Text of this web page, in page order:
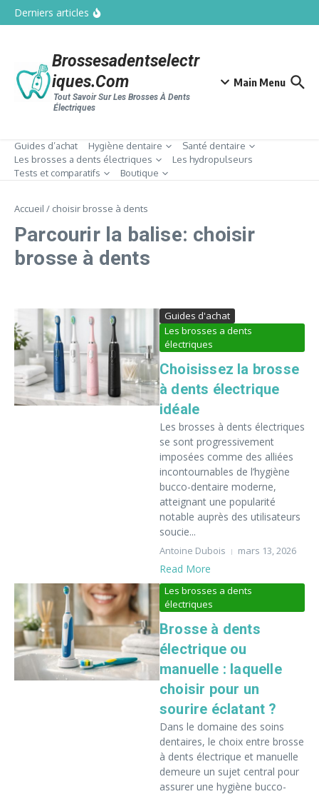
Aller au contenu
Derniers articles
innovante contre les problèmes de gencives
Hydropulseurs dentaires waterpik : guide
Brossesadentselectr
Iques.com
Tout Savoir Sur Les Brosses À Dents
Électriques
Main Menu
Guides d’achat Hygiène dentaire
Santé dentaire
Les brosses a dents électriques
Les hydropulseurs
Tests et comparatifs
Boutique
Accueil / choisir brosse à dents
Parcourir la balise: choisir
brosse à dents
Guides d'achat
Les brosses a dents
électriques
Choisissez la brosse
à dents électrique
idéale
Les brosses à dents électriques
se sont progressivement
imposées comme des alliées
incontournables de l’hygiène
bucco-dentaire moderne,
atteignant une popularité
notable auprès des utilisateurs
soucie...
Antoine Dubois mars 13, 2026
Read More
Les brosses a dents
électriques
Brosse à dents
électrique ou
manuelle : laquelle
choisir pour un
sourire éclatant ?
Dans le domaine des soins
dentaires, le choix entre brosse
à dents électrique et manuelle
demeure un sujet central pour
assurer une hygiène bucco-